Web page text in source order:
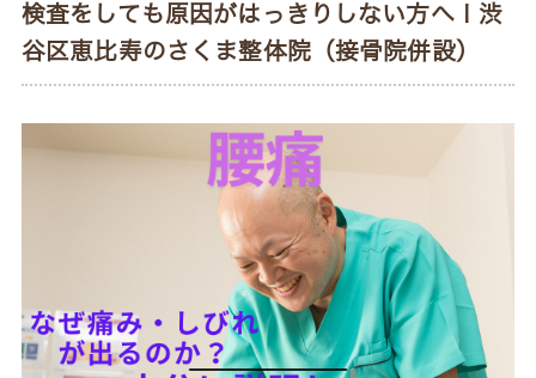
検査をしても原因がはっきりしない方へⅠ渋
谷区恵比寿のさくま整体院（接骨院併設）